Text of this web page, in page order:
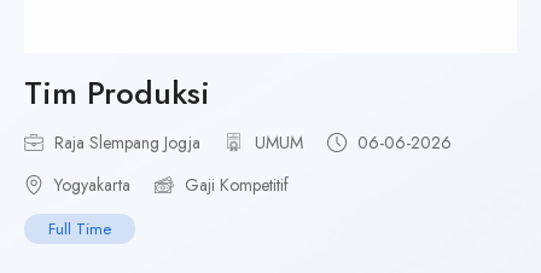
Tim Produksi
Raja Slempang Jogja UMUM
06-06-2026
Yogyakarta
Gaji Kompetitif
Full Time